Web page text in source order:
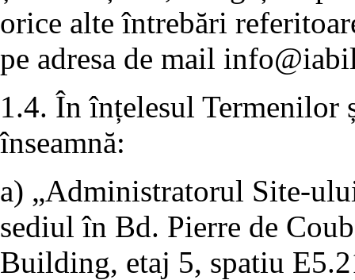
orice alte întrebări
pe adresa de mail
1.4. În înțelesul
înseamnă:
a) „Administratorul Site-
sediul în Bd. Pierre de
Building, etaj 5, spatiu